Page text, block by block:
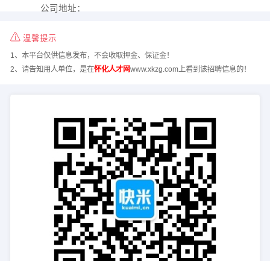
公司地址：
温馨提示
1、本平台仅供信息发布，不会收取押金、保证金！
2、请告知用人单位，是在怀化人才网www.xkzg.com上看到该招聘信息的！